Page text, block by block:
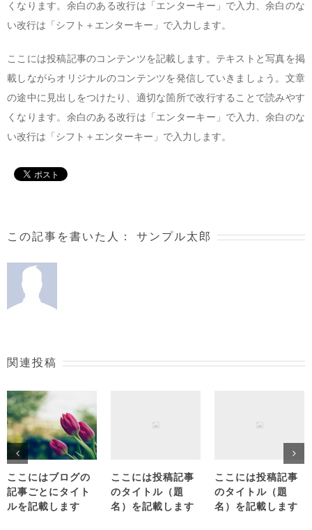
くなります。余白のある改行は「エンターキー」で入力、余白のな
い改行は「シフト＋エンターキー」で入力します。
ここには投稿記事のコンテンツを記載します。テキストと写真を掲
載しながらオリジナルのコンテンツを発信していきましょう。文章
の途中に見出しをつけたり、適切な箇所で改行することで読みやす
くなります。余白のある改行は「エンターキー」で入力、余白のな
い改行は「シフト＋エンターキー」で入力します。
この記事を書いた人： サンプル太郎
関連投稿
ここにはブログの
記事ごとにタイト
ルを記載します
ここには投稿記事
のタイトル（題
名）を記載します
ここには投稿記事
のタイトル（題
名）を記載します